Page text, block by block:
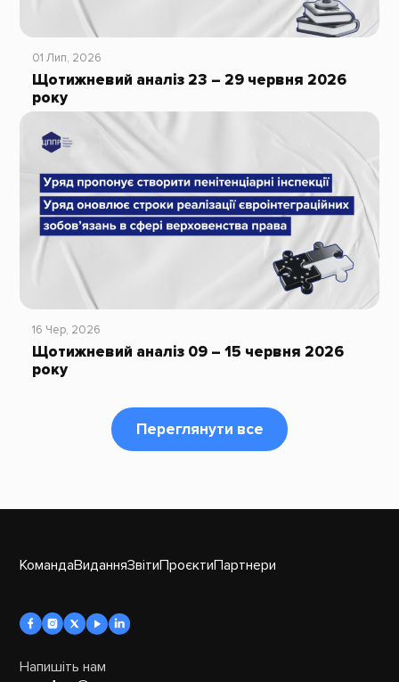
01 Лип, 2026
Щотижневий аналіз 23 – 29 червня 2026
року
16 Чер, 2026
Щотижневий аналіз 09 – 15 червня 2026
року
Переглянути все
КомандаВиданняЗвітиПроєктиПартнери
Напишіть нам